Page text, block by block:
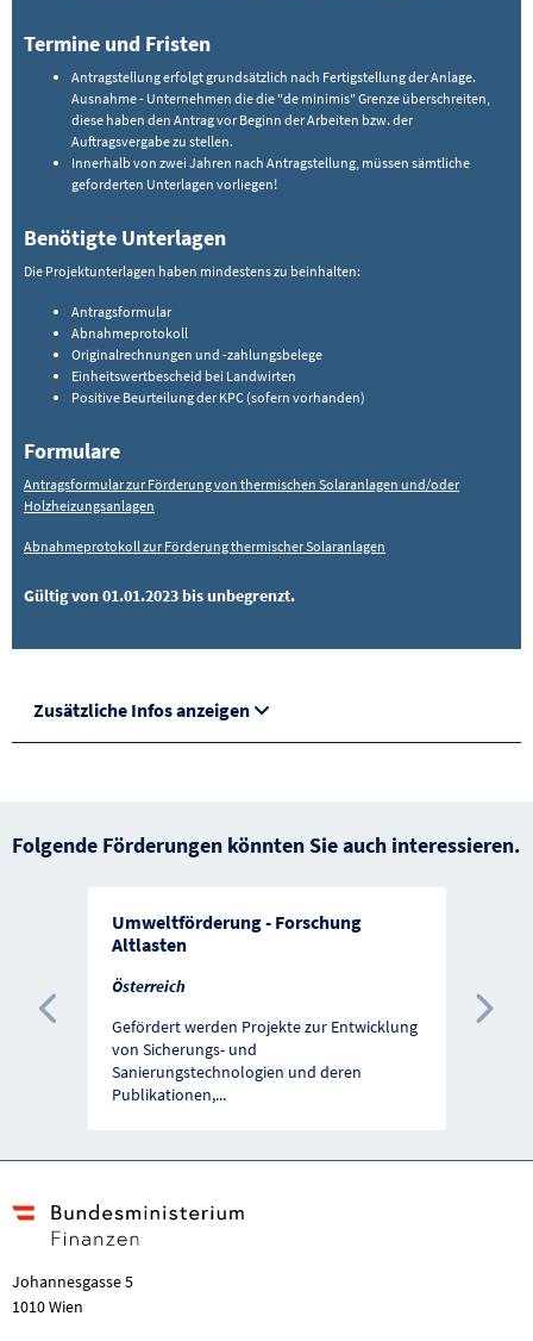
Termine und Fristen
Antragstellung erfolgt grundsätzlich nach Fertigstellung der Anlage.
Ausnahme - Unternehmen die die "de minimis" Grenze überschreiten,
diese haben den Antrag vor Beginn der Arbeiten bzw. der
Auftragsvergabe zu stellen.
Innerhalb von zwei Jahren nach Antragstellung, müssen sämtliche
geforderten Unterlagen vorliegen!
Benötigte Unterlagen
Die Projektunterlagen haben mindestens zu beinhalten:
Antragsformular
Abnahmeprotokoll
Originalrechnungen und -zahlungsbelege
Einheitswertbescheid bei Landwirten
Positive Beurteilung der KPC (sofern vorhanden)
Formulare
Antragsformular zur Förderung von thermischen Solaranlagen und/oder
Holzheizungsanlagen
Abnahmeprotokoll zur Förderung thermischer Solaranlagen
Gültig von 01.01.2023 bis unbegrenzt.
Zusätzliche Infos anzeigen
Folgende Förderungen könnten Sie auch interessieren.
Umweltförderung - Forschung
Altlasten
Österreich
Gefördert werden Projekte zur Entwicklung
von Sicherungs- und
Sanierungstechnologien und deren
Publikationen,...
Vorherige Förderung
Johannesgasse 5
1010 Wien